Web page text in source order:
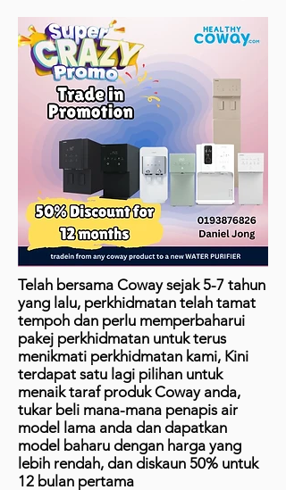
Telah bersama Coway sejak 5-7 tahun
yang lalu, perkhidmatan telah tamat
tempoh dan perlu memperbaharui
pakej perkhidmatan untuk terus
menikmati perkhidmatan kami, Kini
terdapat satu lagi pilihan untuk
menaik taraf produk Coway anda,
tukar beli mana-mana penapis air
model lama anda dan dapatkan
model baharu dengan harga yang
lebih rendah, dan diskaun 50% untuk
12 bulan pertama